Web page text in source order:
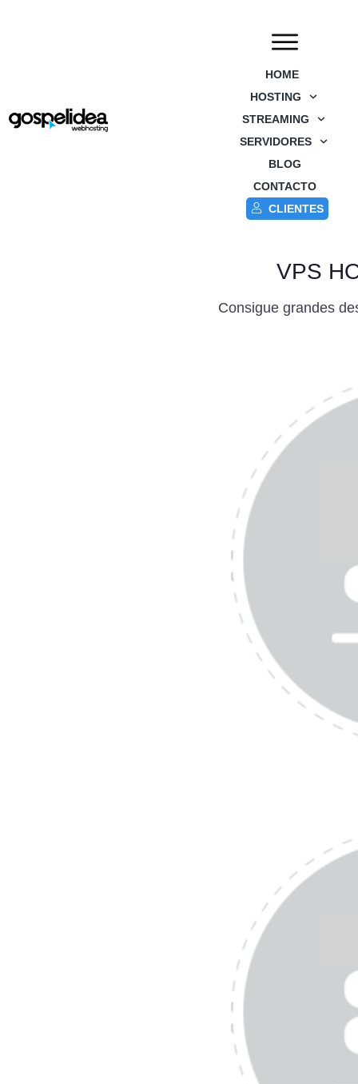
HOME
HOSTING
STREAMING
SERVIDORES
BLOG
CONTACTO
CLIENTES
VPS
Consigue grandes